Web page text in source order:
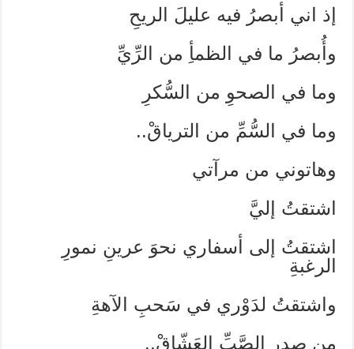
إذ اني أبصرُ فيه عليلَ الريحِ
وأُبصرُ ما في الظمأِ من الرِّيِّ
وما في الصحوِ من السُّكرِ
وما في السُّمِّ من الترياقْ..
وهاتوني من مرآتي
اشتقتُ إليَّ
اشتقتُ إلى أسفاري نحوَ عرينِ نمورِ
الرغبةِ
واشتقتُ لدَوْري في سَحبِ الآهةِ
من صدرِ الصَّبِّ العَشّاقْ..